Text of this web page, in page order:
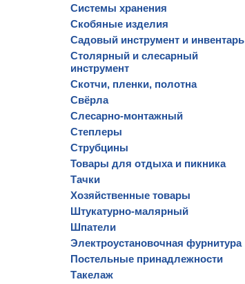
Системы хранения
Скобяные изделия
Садовый инструмент и инвентарь
Столярный и слесарный
инструмент
Скотчи, пленки, полотна
Свёрла
Слесарно-монтажный
Степлеры
Струбцины
Товары для отдыха и пикника
Тачки
Хозяйственные товары
Штукатурно-малярный
Шпатели
Электроустановочная фурнитура
Постельные принадлежности
Такелаж